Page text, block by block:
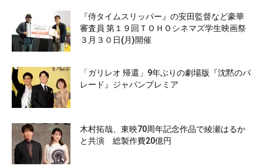
『侍タイムスリッパー』の安田監督など豪華
審査員 第１９回ＴＯＨＯシネマズ学生映画祭
３月３０日(月)開催
「ガリレオ 帰還」9年ぶりの劇場版『沈黙のパ
レード』ジャパンプレミア
木村拓哉、東映70周年記念作品で綾瀬はるか
と共演 総製作費20億円